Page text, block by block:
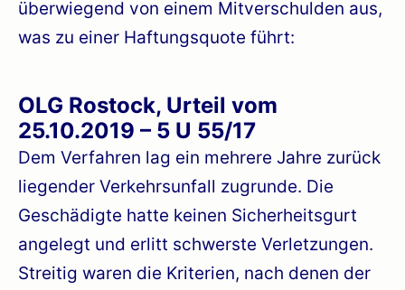
überwiegend von einem Mitverschulden aus,
was zu einer Haftungsquote führt:
OLG Rostock, Urteil vom
25.10.2019 – 5 U 55/17
Dem Verfahren lag ein mehrere Jahre zurück
liegender Verkehrsunfall zugrunde. Die
Geschädigte hatte keinen Sicherheitsgurt
angelegt und erlitt schwerste Verletzungen.
Streitig waren die Kriterien, nach denen der